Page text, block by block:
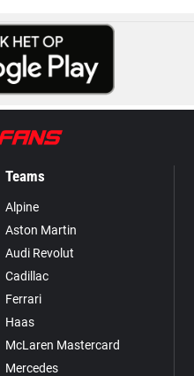
Teams
Alpine
Aston Martin
Audi Revolut
Cadillac
Ferrari
Haas
McLaren Mastercard
Mercedes